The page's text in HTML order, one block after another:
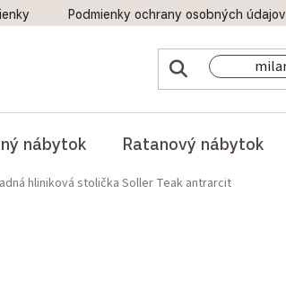
Podmienky ochrany osobných údajov
nábytok Ratanový nábytok
hliniková stolička Soller Teak antrarcit